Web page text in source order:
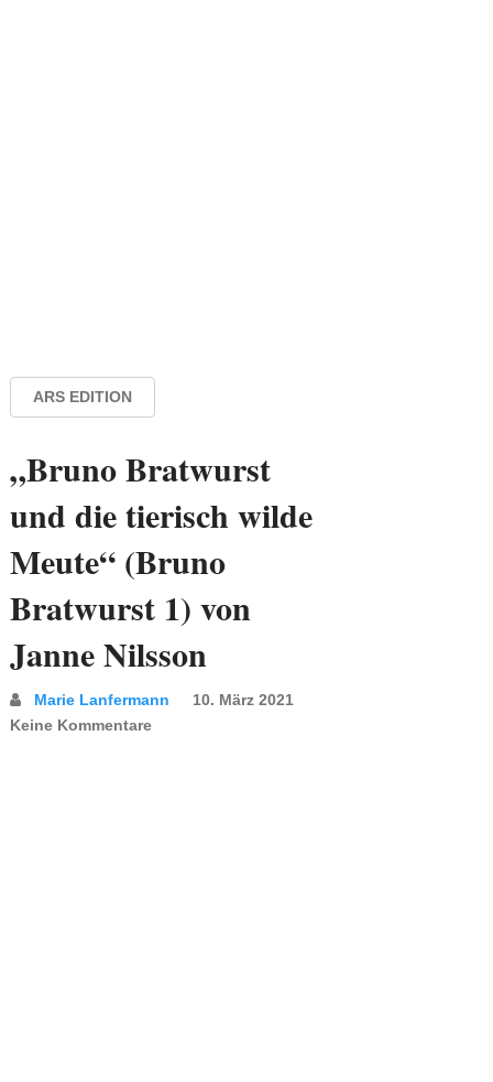
ARS EDITION
„Bruno Bratwurst
und die tierisch wilde
Meute“ (Bruno
Bratwurst 1) von
Janne Nilsson
Marie Lanfermann
10. März 2021
Keine Kommentare